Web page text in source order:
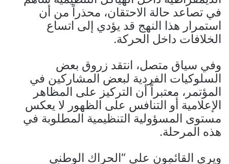
في تصاعد حالة الاحتقان، محذراً من أن
استمرار هذا النهج قد يؤدي إلى اتساع
الخلافات داخل الحركة.
وفي سياق متصل، انتقد زروق بعض
السلوكيات الفردية لبعض المشاركين في
المؤتمر، معتبراً أن التركيز على المظاهر
الإعلامية أو التنافس على الظهور لا يعكس
مستوى المسؤولية التنظيمية المطلوبة في
هذه المرحلة.
ويرى القائمون على “الحراك الوطني